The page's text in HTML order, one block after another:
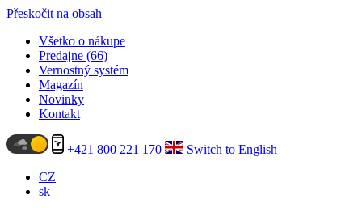
Přeskočit na obsah
Všetko o nákupe
Predajne (66)
Vernostný systém
Magazín
Novinky
Kontakt
+421 800 221 170
Switch to English
CZ
sk